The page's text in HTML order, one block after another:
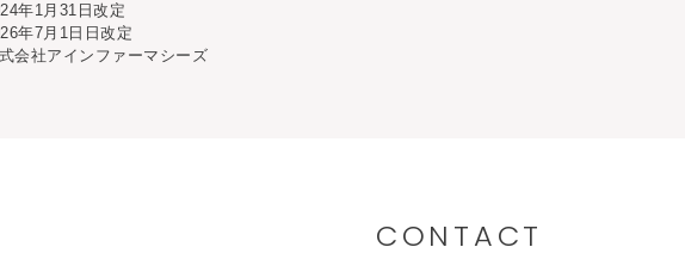
年1月31日改定
年7月1日日改定
会社アインファーマシーズ
CONTACT